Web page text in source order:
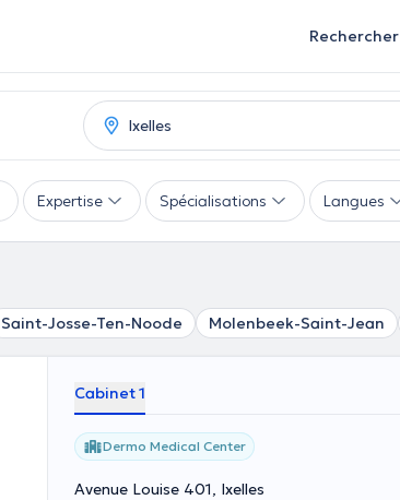
Rechercher
Expertise Spécialisations Langues
Saint-Josse-Ten-Noode Molenbeek-Saint-Jean
Cabinet 1
Dermo Medical Center
Avenue Louise 401, Ixelles